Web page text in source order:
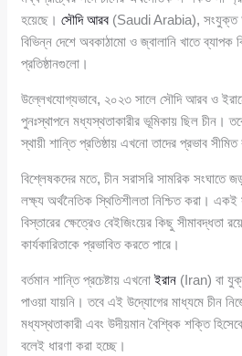
হয়েছে।সৌদি আরব (Saudi Arabia), সংযুক্ত
বিভিন্ন দেশে অবকাঠামো ও জ্বালানি খাতে ব্যাপক
প্রতিষ্ঠানগুলো।
উল্লেখযোগ্যভাবে, ২০২৩ সালে সৌদি আরব ও
পুনঃস্থাপনে মধ্যস্থতাকারীর ভূমিকায় ছিল চীন।
স্থায়ী শান্তি প্রতিষ্ঠায় এখনো তাদের প্রভাব
বিশ্লেষকদের মতে, চীন সরাসরি সামরিক সংঘাতে
লক্ষ্য অর্থনৈতিক স্থিতিশীলতা নিশ্চিত করা। একই
বিস্তারের ক্ষেত্রেও বেইজিংয়ের কিছু সীমাবদ্ধতা
কার্যকারিতাকে প্রভাবিত করতে পারে।
বর্তমান শান্তি প্রচেষ্টায় এখনোইরান (Iran) বা
পাওয়া যায়নি। তবে এই উদ্যোগের মাধ্যমে চীন
মধ্যস্থতাকারী এবং উদীয়মান বৈশ্বিক শক্তি
বলেই ধারণা করা হচ্ছে।